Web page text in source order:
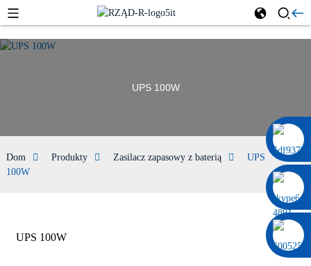
0086 13322920697
UPS 100W
Dom Produkty Zasilacz zapasowy z baterią
UPS
100W
UPS 100W